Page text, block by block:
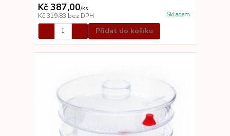
Kč 387,00/ks
Kč 319,83 bez DPH Skladem
Přidat do košíku